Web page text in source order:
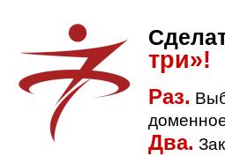
три»!
Раз.
Два.